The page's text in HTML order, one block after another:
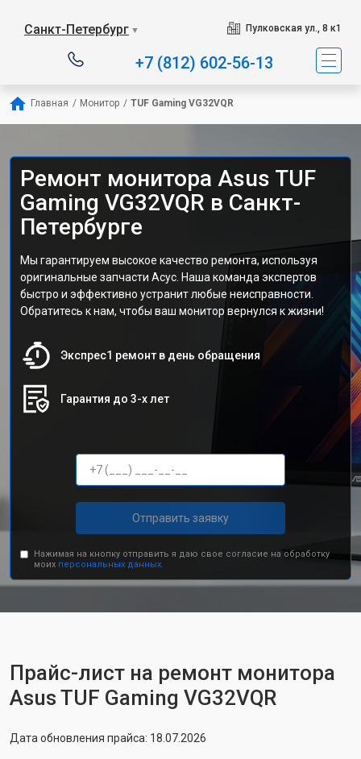
Санкт-Петербург ▼ Пулковская ул., 8 к1
+7 (812) 602-56-13
Главная / Монитор / TUF Gaming VG32VQR
Ремонт монитора Asus TUF
Gaming VG32VQR в Санкт-
Петербурге
Мы гарантируем высокое качество ремонта, используя
оригинальные запчасти Асус. Наша команда экспертов
быстро и эффективно устранит любые неисправности.
Обратитесь к нам, чтобы ваш монитор вернулся к жизни!
Экспрес1 ремонт в день обращения
Гарантия до 3-х лет
Отправить заявку
Нажимая на кнопку отправить я даю свое согласие на обработку
моих персональных данных.
Прайс-лист на ремонт монитора
Asus TUF Gaming VG32VQR
Дата обновления прайса: 18.07.2026